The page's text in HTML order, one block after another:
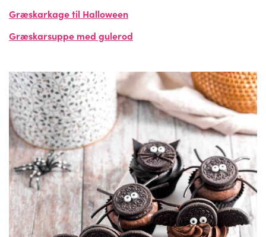
Græskarkage til Halloween
Græskarsuppe med gulerod